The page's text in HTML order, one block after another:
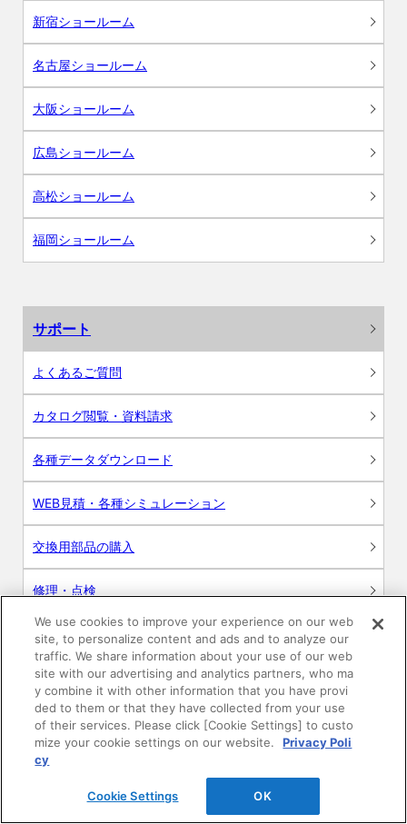
新宿ショールーム
名古屋ショールーム
大阪ショールーム
広島ショールーム
高松ショールーム
福岡ショールーム
サポート
よくあるご質問
カタログ閲覧・資料請求
各種データダウンロード
WEB見積・各種シミュレーション
交換用部品の購入
修理・点検
お問い合わせ
ログイン
建築・設計関係者様向けサイト
ユーザー登録サービス
WEB見積システム
We use cookies to improve your experience on our web
site, to personalize content and ads and to analyze our
traffic. We share information about your use of our web
site with our advertising and analytics partners, who ma
y combine it with other information that you have provi
ded to them or that they have collected from your use
of their services. Please click [Cookie Settings] to custo
mize your cookie settings on our website.
Privacy Poli
cy
Cookie Settings OK